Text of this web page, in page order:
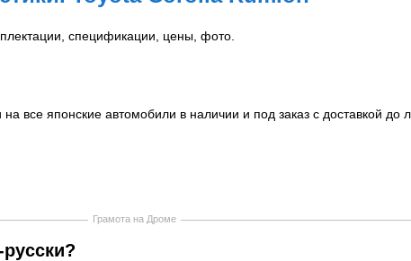
спецификации, цены, фото.
все японские автомобили в наличии и под заказ с доставкой до
Грамота на Дроме